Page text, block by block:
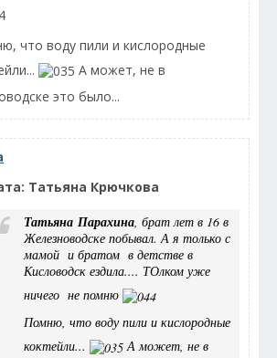
что воду пили и кислородные
А может, не в
это было...
Татьяна Крючкова
Татьяна Парахина, брат лет в 16 в
Железноводске побывал. А я только с
мамой и братом в детстве в
Кисловодск ездила.... ТОлком уже
ничего не помню
Помню, что воду пили и кислородные
коктейли...
А может, не в